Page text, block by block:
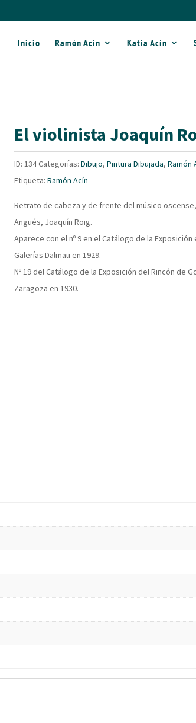
Inicio Ramón Acín Katia Acín
El violinista Joaquín
ID:134Categorías:Dibujo,Pintura Dibujada,Ramón
Etiqueta:Ramón Acín
Retrato de cabeza y de frente del músico
Angüés, Joaquín Roig.
Aparece con el nº 9 en el Catálogo de la Exposición
Galerías Dalmau en 1929.
Nº 19 del Catálogo de la Exposición del Rincón de
Zaragoza en 1930.